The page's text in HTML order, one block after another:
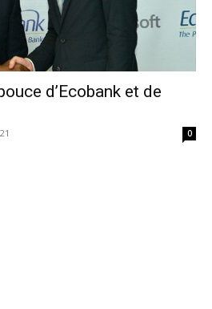
d’Ecobank et de
0